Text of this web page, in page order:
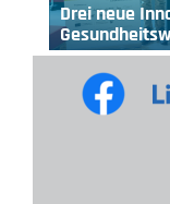
Drei neue